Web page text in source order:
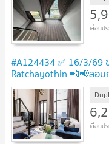
#A124434 ✅ 16/3/69
Ratchayothin 📲📢สอ